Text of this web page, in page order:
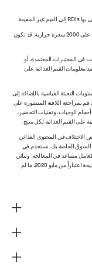
تستند النسبة المئوية للقيم الغذائية اليومية (DV) إلى نظام غذائي يحتوي على 2000 سعرة حرارية. قد تكون
في المختبرات المعتمدة، أو
معلومات القيم الغذائية على
التعبئة القياسية بالإضافة إلى
بمراجعة اللافتة المنشورة على
الوجبات، وتقنيات التحضير،
على القيم الغذائية لكل منتج.
الاختلاف في المحتوى الغذائي
السوق الخاصة بك. نستخدم في
مساعد في المعالجة، وثنائي
ميثيل بولي سيلوكسين لتقليل تناثر الزيت عند الطهي. هذه المعلومات صحيحة اعتباراً من مايو 2020، ما لم